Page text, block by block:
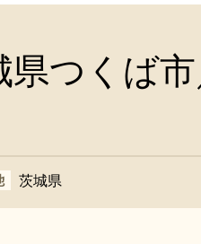
つくば
茨城県